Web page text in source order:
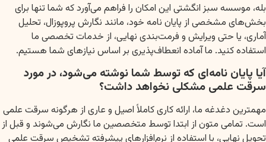
بله، موسسه سبز انگشتی این امکان را فراهم می‌آورد که شما تنها برای
بخش‌های مشخصی از پایان نامه خود، مانند نگارش پروپوزال، تحلیل
آماری، یا حتی ویرایش و فرمت‌بندی نهایی، از خدمات تخصصی ما
استفاده کنید. ما آماده انعطاف‌پذیری بر اساس نیازهای شما هستیم.
آیا پایان نامه‌ای که توسط شما نوشته می‌شود، در مورد
سرقت علمی مشکلی نخواهد داشت؟
مهمترین دغدغه ما، ارائه کاری کاملاً اصیل و عاری از هرگونه سرقت علمی
است. تمامی متون از ابتدا توسط متخصصین ما نگارش می‌شوند و قبل از
تحویل نهایی، با استفاده از نرم‌افزارهای پیشرفته تشخیص سرقت علمی